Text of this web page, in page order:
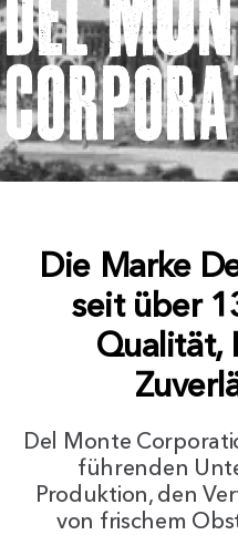
Search
For:
DeL
Die Marke
seit über
Qualität,
Del Monte
führenden
Produktion, den
von frischem